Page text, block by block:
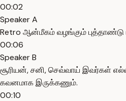
00:02
Speaker A
Retro ஆன்மீகம் வழங்கும்
00:06
Speaker B
சூரியன், சனி, செவ்வாய் இவர்கள்
கவனமாக இருக்கணும்.
00:10